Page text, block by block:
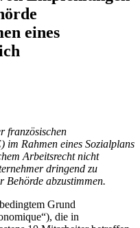
eines
französischen
im Rahmen eines Sozialplans
Arbeitsrecht nicht
dringend zu
Behörde abzustimmen.
Grund
die in